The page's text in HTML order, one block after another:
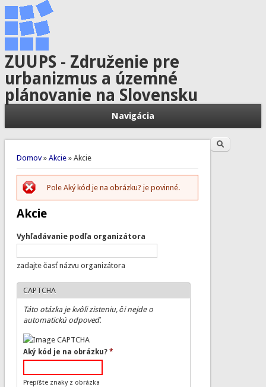
ZUUPS - Združenie pre
urbanizmus a územné
plánovanie na Slovensku
Navigácia
Nachádzate sa tu
Domov» Akcie» Akcie
Chybová správa
Pole Aký kód je na obrázku? je povinné.
Akcie
Vyhľadávanie podľa organizátora
zadajte časť názvu organizátora
CAPTCHA
Táto otázka je kvôli zisteniu, či nejde o
automatickú odpoveď.
Aký kód je na obrázku? *
Prepíšte znaky z obrázka
Vyhľadávanie Hľadať